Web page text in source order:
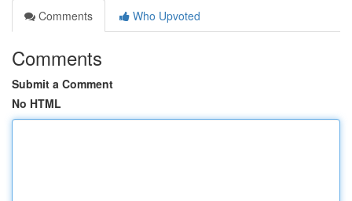
Comments
Who Upvoted
Comments
Submit a Comment
No HTML